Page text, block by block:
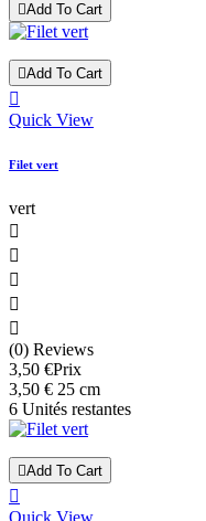
Add To Cart
Add To Cart

Quick View
Filet vert
vert





(0) Reviews
3,50 €Prix
3,50 € 25 cm
6 Unités restantes
Add To Cart
